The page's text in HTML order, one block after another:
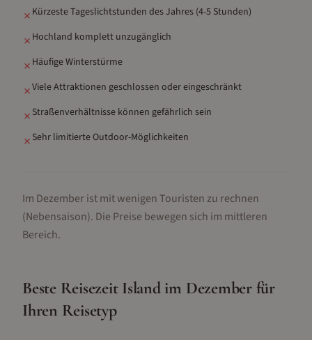
✗ Kürzeste Tageslichtstunden des Jahres (4-5 Stunden)
✗ Hochland komplett unzugänglich
✗ Häufige Winterstürme
✗Viele Attraktionen geschlossen oder eingeschränkt
✗ Straßenverhältnisse können gefährlich sein
✗ Sehr limitierte Outdoor-Möglichkeiten
Im Dezember ist mit wenigen Touristen zu rechnen
(Nebensaison). Die Preise bewegen sich im mittleren
Bereich.
Beste Reisezeit Islandim Dezemberfür
Ihren Reisetyp